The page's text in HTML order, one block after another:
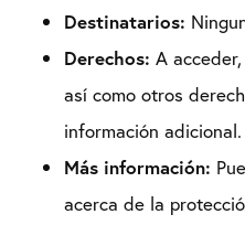
Destinatarios:
Derechos: A
así como otros
información adicional.
Más información:
acerca de la